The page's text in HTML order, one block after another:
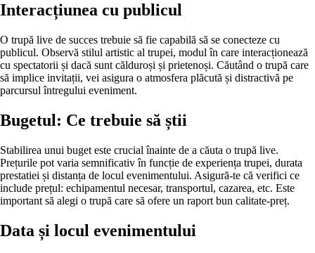
Interacțiunea cu publicul
O trupă live de succes trebuie să fie capabilă să se conecteze cu
publicul. Observă stilul artistic al trupei, modul în care interacționează
cu spectatorii și dacă sunt călduroși și prietenoși. Căutând o trupă care
să implice invitații, vei asigura o atmosfera plăcută și distractivă pe
parcursul întregului eveniment.
Bugetul: Ce trebuie să știi
Stabilirea unui buget este crucial înainte de a căuta o trupă live.
Prețurile pot varia semnificativ în funcție de experiența trupei, durata
prestatiei și distanța de locul evenimentului. Asigură-te că verifici ce
include prețul: echipamentul necesar, transportul, cazarea, etc. Este
important să alegi o trupă care să ofere un raport bun calitate-preț.
Data și locul evenimentului